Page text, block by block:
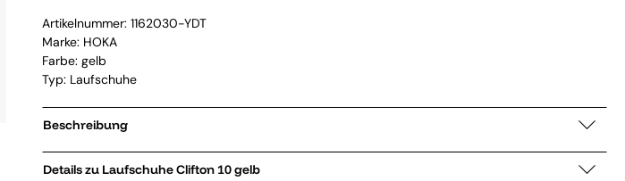
Artikelnummer: 1162030-YDT
Marke: HOKA
Farbe: gelb
Typ: Laufschuhe
Beschreibung
Details zu Laufschuhe Clifton 10 gelb